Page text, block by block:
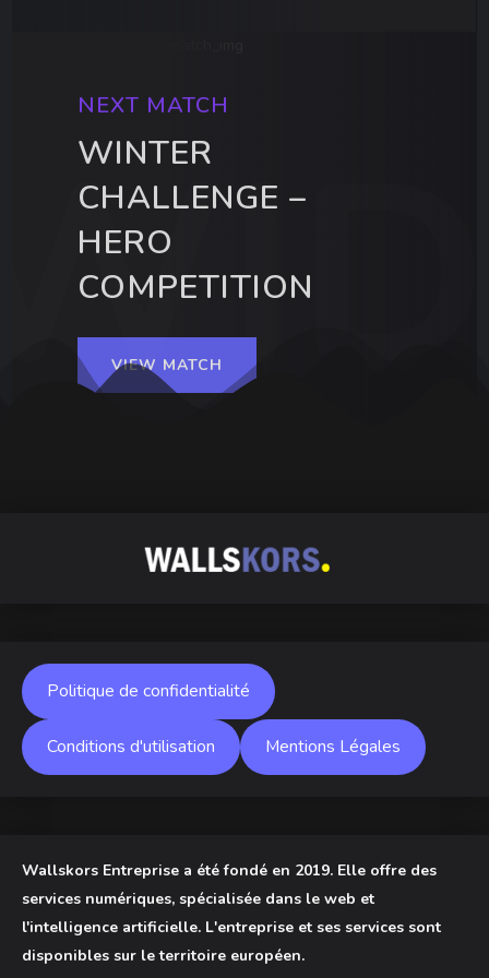
NEXT MATCH
WINTER
CHALLENGE –
HERO
COMPETITION
VIEW MATCH
Politique de confidentialité
Conditions d'utilisation Mentions Légales
Wallskors Entreprise a été fondé en 2019. Elle offre des
services numériques, spécialisée dans le web et
l'intelligence artificielle. L'entreprise et ses services sont
disponibles sur le territoire européen.